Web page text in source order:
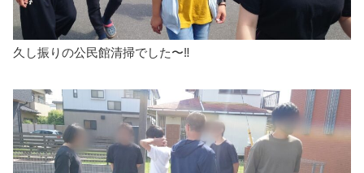
久し振りの公民館清掃でした〜‼️